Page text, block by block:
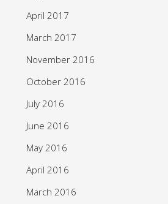
April 2017
March 2017
November 2016
October 2016
July 2016
June 2016
May 2016
April 2016
March 2016